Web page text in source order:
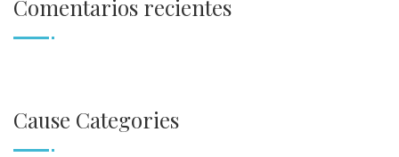
Comentarios recientes
Cause Categories